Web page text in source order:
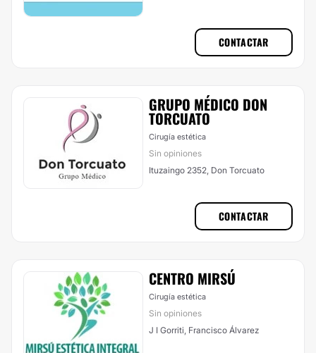
CONTACTAR
GRUPO MÉDICO DON
TORCUATO
Cirugía estética
Sin opiniones
Ituzaingo 2352, Don Torcuato
CONTACTAR
CENTRO MIRSÚ
Cirugía estética
Sin opiniones
J I Gorriti, Francisco Álvarez